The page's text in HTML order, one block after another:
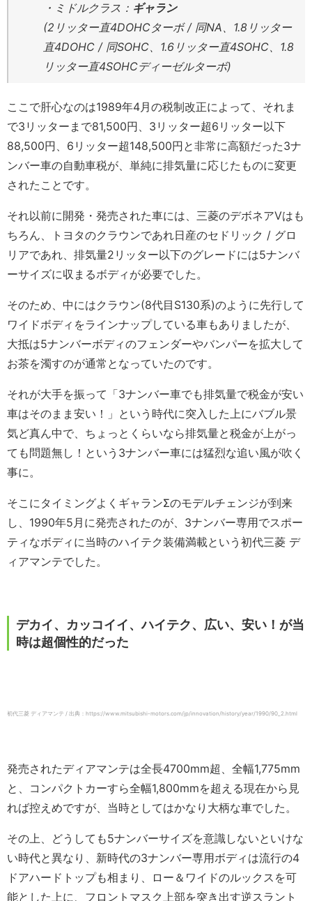
・ミドルクラス： ギャラン
(2リッター直4DOHCターボ / 同NA、1.8リッター
直4DOHC / 同SOHC、1.6リッター直4SOHC、1.8
リッター直4SOHCディーゼルターボ)
ここで肝心なのは1989年4月の税制改正によって、それま
で3リッターまで81,500円、3リッター超6リッター以下
88,500円、6リッター超148,500円と非常に高額だった3ナ
ンバー車の自動車税が、単純に排気量に応じたものに変更
されたことです。
それ以前に開発・発売された車には、三菱のデボネアVはも
ちろん、トヨタのクラウンであれ日産のセドリック / グロ
リアであれ、排気量2リッター以下のグレードには5ナンバ
ーサイズに収まるボディが必要でした。
そのため、中にはクラウン(8代目S130系)のように先行して
ワイドボディをラインナップしている車もありましたが、
大抵は5ナンバーボディのフェンダーやバンパーを拡大して
お茶を濁すのが通常となっていたのです。
それが大手を振って「3ナンバー車でも排気量で税金が安い
車はそのまま安い！」という時代に突入した上にバブル景
気ど真ん中で、ちょっとくらいなら排気量と税金が上がっ
ても問題無し！という3ナンバー車には猛烈な追い風が吹く
事に。
そこにタイミングよくギャランΣのモデルチェンジが到来
し、1990年5月に発売されたのが、3ナンバー専用でスポー
ティなボディに当時のハイテク装備満載という初代三菱 デ
ィアマンテでした。
デカイ、カッコイイ、ハイテク、広い、安い！が当
時は超個性的だった
初代三菱 ディアマンテ / 出典：https://www.mitsubishi-motors.com/jp/innovation/history/year/1990/90_2.html
発売されたディアマンテは全長4700mm超、全幅1,775mm
と、コンパクトカーすら全幅1,800mmを超える現在から見
れば控えめですが、当時としてはかなり大柄な車でした。
その上、どうしても5ナンバーサイズを意識しないといけな
い時代と異なり、新時代の3ナンバー専用ボディは流行の4
ドアハードトップも相まり、ロー＆ワイドのルックスを可
能とした上に、フロントマスク上部を突き出す逆スラント